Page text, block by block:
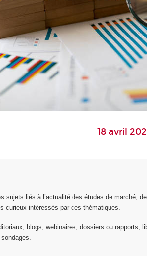
18 avril
sujets liés à l’actualité des études de marché,
curieux intéressés par ces thématiques.
blogs, webinaires, dossiers ou